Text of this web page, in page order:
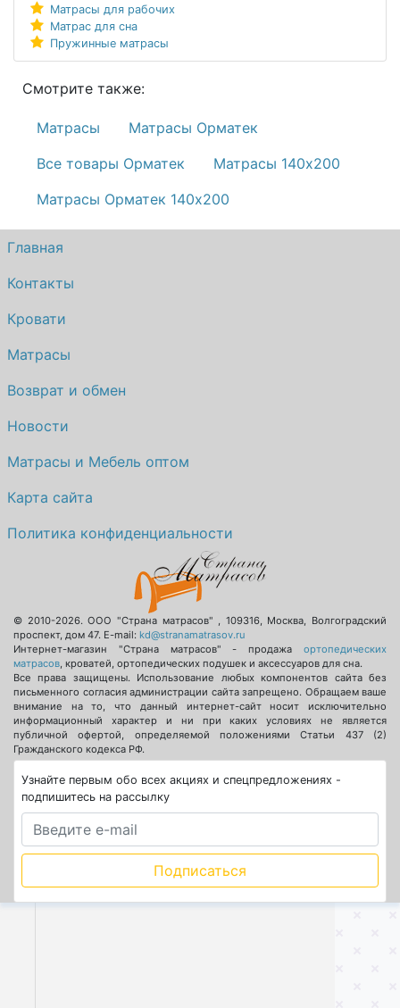
Матрасы для рабочих
Матрас для сна
Пружинные матрасы
Смотрите также:
Матрасы
Матрасы Орматек
Все товары Орматек
Матрасы 140х200
Матрасы Орматек 140х200
Главная
Контакты
Кровати
Матрасы
Возврат и обмен
Новости
Матрасы и Мебель оптом
Карта сайта
Политика конфиденциальности
© 2010-2026.ООО "Страна матрасов" 109316, Москва
Волгоградский
проспект, дом 47. E-mail: kd@stranamatrasov.ru
Интернет-магазин "Страна матрасов" - продажа ортопедических
матрасов , кроватей, ортопедических подушек и аксессуаров для сна.
Все права защищены. Использование любых компонентов сайта без
письменного согласия администрации сайта запрещено. Обращаем ваше
внимание на то, что данный интернет-сайт носит исключительно
информационный характер и ни при каких условиях не является
публичной офертой, определяемой положениями Статьи 437 (2)
Гражданского кодекса РФ.
Узнайте первым обо всех акциях и спецпредложениях -
подпишитесь на рассылку